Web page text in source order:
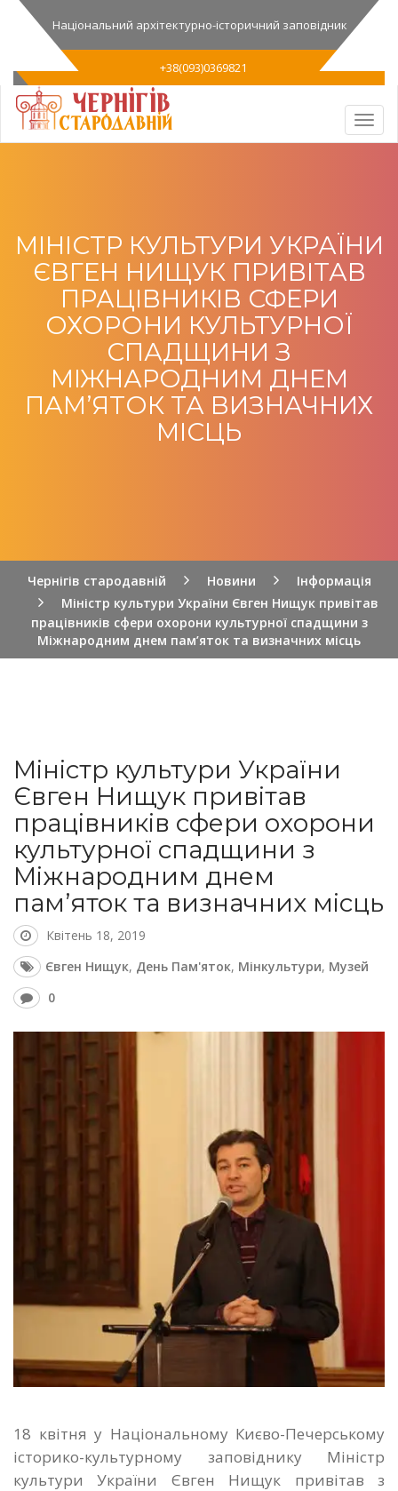
Національний архітектурно-історичний заповідник
+38(093)0369821
МІНІСТР КУЛЬТУРИ УКРАЇНИ
ЄВГЕН НИЩУК ПРИВІТАВ
ПРАЦІВНИКІВ СФЕРИ
ОХОРОНИ КУЛЬТУРНОЇ
СПАДЩИНИ З
МІЖНАРОДНИМ ДНЕМ
ПАМ’ЯТОК ТА ВИЗНАЧНИХ
МІСЦЬ
Чернігів стародавній Новини
Інформація
Міністр культури України Євген Нищук привітав
працівників сфери охорони культурної спадщини з
Міжнародним днем пам’яток та визначних місць
Міністр культури України
Євген Нищук привітав
працівників сфери охорони
культурної спадщини з
Міжнародним днем
пам’яток та визначних місць
Квітень 18, 2019
Євген Нищук, День Пам'яток, Мінкультури, Музей
0
18 квітня у Національному Києво-Печерському
історико-культурному заповіднику Міністр
культури України Євген Нищук привітав з